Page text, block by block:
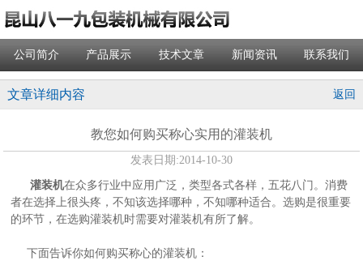
公司简介 产品展示 技术文章 新闻资讯 联系我们
文章详细内容 返回
教您如何购买称心实用的灌装机
发表日期:2014-10-30
灌装机在众多行业中应用广泛，类型各式各样，五花八门。消费
者在选择上很头疼，不知该选择哪种，不知哪种适合。选购是很重要
的环节，在选购灌装机时需要对灌装机有所了解。
下面告诉你如何购买称心的灌装机：